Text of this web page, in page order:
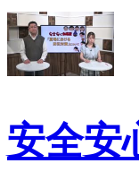
安全安